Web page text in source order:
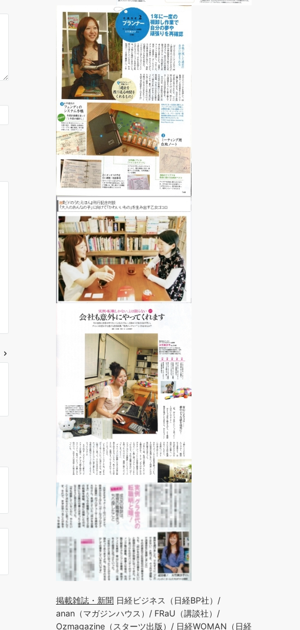
掲載雑誌・新聞 日経ビジネス（日経BP社）/
anan（マガジンハウス）/ FRaU（講談社）/
Ozmagazine（スターツ出版）/ 日経WOMAN（日経